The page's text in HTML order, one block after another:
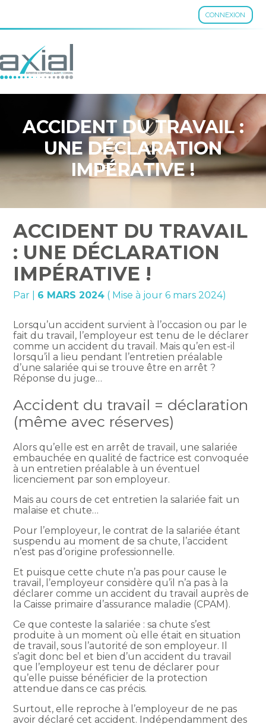
CONNEXION
Aller
au
ACCIDENT DU TRAVAIL :
UNE DÉCLARATION
IMPÉRATIVE !
ACCIDENT DU TRAVAIL
: UNE DÉCLARATION
IMPÉRATIVE !
Par 6 MARS 2024 ( Mise à jour 6 mars 2024)
Lorsqu’un accident survient à l’occasion ou par le
fait du travail, l’employeur est tenu de le déclarer
comme un accident du travail. Mais qu’en est-il
lorsqu’il a lieu pendant l’entretien préalable
d’une salariée qui se trouve être en arrêt ?
Réponse du juge…
Accident du travail = déclaration
(même avec réserves)
Alors qu’elle est en arrêt de travail, une salariée
embauchée en qualité de factrice est convoquée
à un entretien préalable à un éventuel
licenciement par son employeur.
Mais au cours de cet entretien la salariée fait un
malaise et chute…
Pour l’employeur, le contrat de la salariée étant
suspendu au moment de sa chute, l’accident
n’est pas d’origine professionnelle.
Et puisque cette chute n’a pas pour cause le
travail, l’employeur considère qu’il n’a pas à la
déclarer comme un accident du travail auprès de
la Caisse primaire d’assurance maladie (CPAM).
Ce que conteste la salariée : sa chute s’est
produite à un moment où elle était en situation
de travail, sous l’autorité de son employeur. Il
s’agit donc bel et bien d’un accident du travail
que l’employeur est tenu de déclarer pour
qu’elle puisse bénéficier de la protection
attendue dans ce cas précis.
Surtout, elle reproche à l’employeur de ne pas
avoir déclaré cet accident. Indépendamment des